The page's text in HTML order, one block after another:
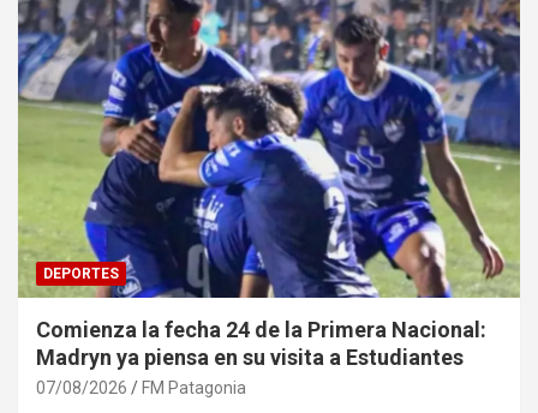
DEPORTES
Comienza la fecha 24 de la Primera Nacional:
Madryn ya piensa en su visita a Estudiantes
07/08/2026 FM Patagonia